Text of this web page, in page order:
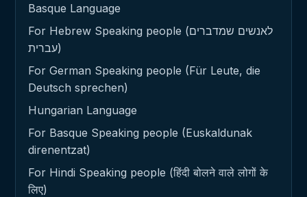
Basque Language
For Hebrew Speaking people (לאנשים שמדברים
עברית)
For German Speaking people (Für Leute, die
Deutsch sprechen)
Hungarian Language
For Basque Speaking people (Euskaldunak
direnentzat)
For Hindi Speaking people (हिंदी बोलने वाले लोगों के
लिए)